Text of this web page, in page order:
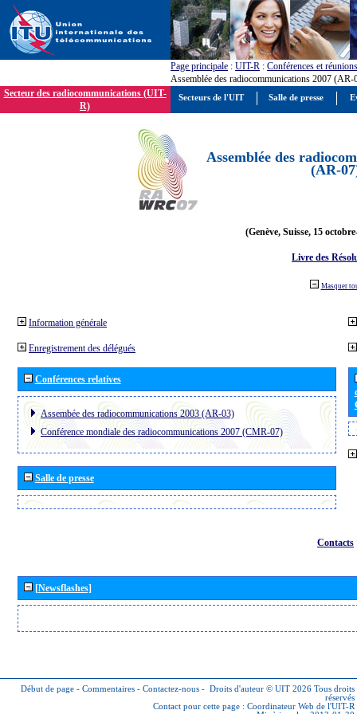
Page principale : UIT-R : Conférences et réunions
Assemblée des radiocommunications 2007 (AR-
Secteur des radiocommunications (UIT-
R)
Assemblée des
(AR-
(Genève, Suisse, 15
Livre des
Masquer
Information générale
Enregistrement des délégués
Conférences relatives
Assembée des radiocommunications 2003 (AR-03)
Conférence mondiale des radiocommunications 2007 (CMR-07)
Salle de presse
Contacts
[Newsflashes]
Début de page - Commentaires - Contactez-nous - Droits d'auteur © UIT 2026 Tous droits
réservés
Contact pour cette page : Coordinateur Web de l'UIT-R
Secteurs de l'UIT Salle de presse